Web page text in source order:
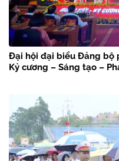
Đại hội đại biểu Đảng bộ
Kỷ cương – Sáng tạo –